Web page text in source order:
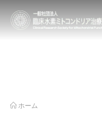
ホーム